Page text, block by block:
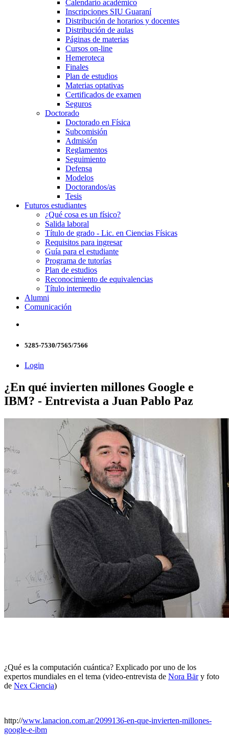
Calendario académico
Inscripciones SIU Guaraní
Distribución de horarios y docentes
Distribución de aulas
Páginas de materias
Cursos on-line
Hemeroteca
Finales
Plan de estudios
Materias optativas
Certificados de examen
Seguros
Doctorado
Doctorado en Física
Subcomisión
Admisión
Reglamentos
Seguimiento
Defensa
Modelos
Doctorandos/as
Tesis
Futuros estudiantes
¿Qué cosa es un físico?
Salida laboral
Título de grado - Lic. en Ciencias Físicas
Requisitos para ingresar
Guía para el estudiante
Programa de tutorías
Plan de estudios
Reconocimiento de equivalencias
Título intermedio
Alumni
Comunicación
5285-7530/7565/7566
Login
¿En qué invierten millones Google e
IBM? - Entrevista a Juan Pablo Paz
¿Qué es la computación cuántica? Explicado por uno de los
expertos mundiales en el tema (video-entrevista de Nora Bäry foto
de Nex Ciencia)
http://www.lanacion.com.ar/2099136-en-que-invierten-millones-
google-e-ibm